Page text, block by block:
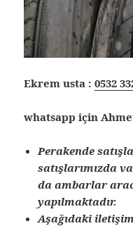
Ekrem usta :0532
whatsapp için
Perakende
satışlarımızda
da ambarlar
yapılmaktadır.
Aşağıdaki